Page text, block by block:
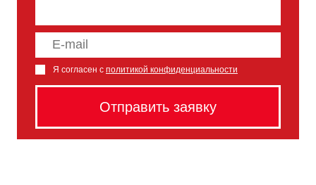
Я согласен с политикой конфиденциальности